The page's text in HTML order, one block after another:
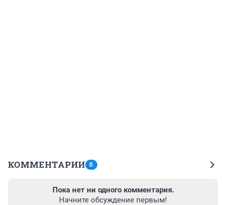
КОММЕНТАРИИ 0
Пока нет ни одного комментария.
Начните обсуждение первым!